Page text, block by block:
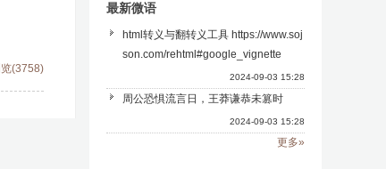
(3758)
最新微语
html转义与翻转义工具 https://www.soj
son.com/rehtml#google_vignette
2024-09-03 15:28
周公恐惧流言日，王莽谦恭未篡时
2024-09-03 15:28
更多»